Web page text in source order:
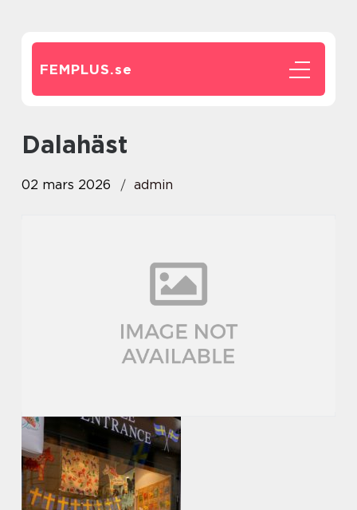
FEMPLUS.se
dalahäst
02 mars 2026 admin